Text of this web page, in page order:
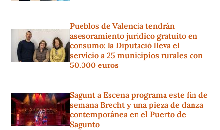
Pueblos de Valencia tendrán
asesoramiento jurídico gratuito en
consumo: la Diputació lleva el
servicio a 25 municipios rurales con
50.000 euros
Sagunt a Escena programa este fin de
semana Brecht y una pieza de danza
contemporánea en el Puerto de
Sagunto